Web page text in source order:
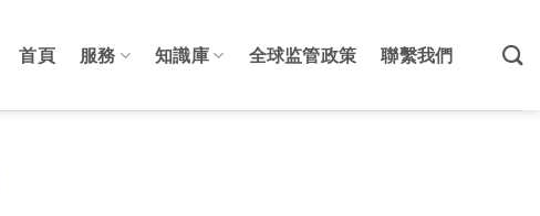
首頁 服務 知識庫 全球监管政策 聯繫我們